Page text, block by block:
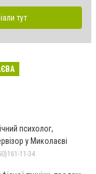
тут
психолог,
у Миколаєві
11-34